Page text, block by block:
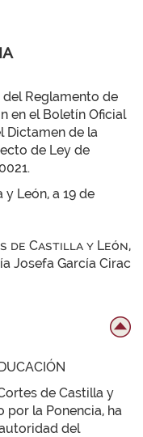
Reglamento de
en el Boletín Oficial
Dictamen de la
de Ley de
León, a 19 de
de Castilla y León,
Josefa García Cirac
de Castilla y
por la Ponencia, ha
del